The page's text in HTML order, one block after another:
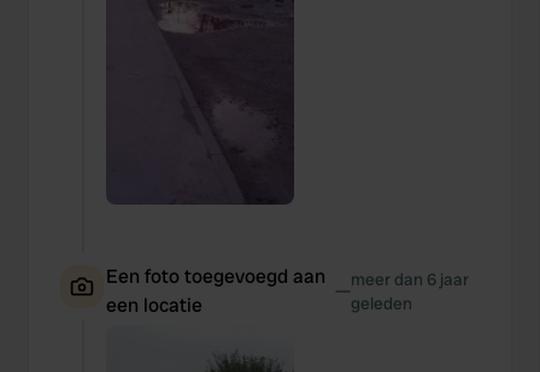
Een foto toegevoegd aan
een locatie
—meer dan 6 jaar
geleden